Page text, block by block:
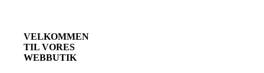
VELKOMMEN
TIL VORES
WEBBUTIK